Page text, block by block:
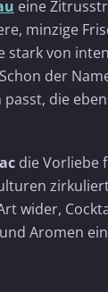
eine
minzige
stark von
der
die
die Vorliebe
wider,
Aromen